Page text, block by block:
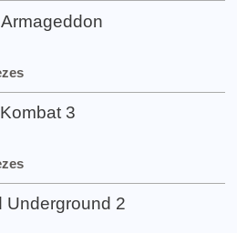
3
Underground 2